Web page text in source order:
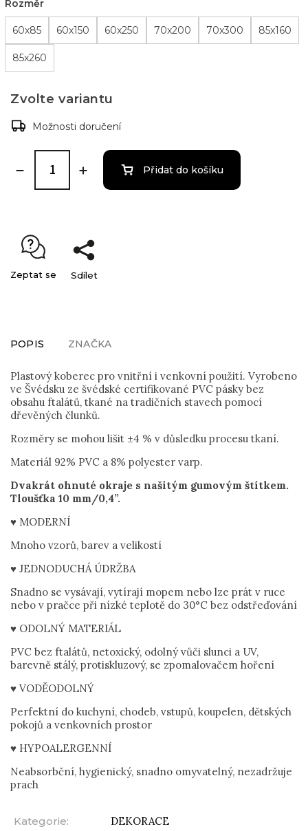
Rozměr
60x85 60x150 60x250 70x200 70x300 85x160
85x260
Zvolte variantu
Možnosti doručení
Přidat do košíku
Zeptat se Sdílet
POPIS ZNAČKA
Plastový koberec pro vnitřní i venkovní použití. Vyrobeno
ve Švédsku ze švédské certifikované PVC pásky bez
obsahu ftalátů, tkané na tradičních stavech pomocí
dřevěných člunků.
Rozměry se mohou lišit ±4 % v důsledku procesu tkaní.
Materiál 92% PVC a 8% polyester varp.
Dvakrát ohnuté okraje s našitým gumovým štítkem.
Tloušťka 10 mm/0,4”.
♥ MODERNÍ
Mnoho vzorů, barev a velikostí
♥ JEDNODUCHÁ ÚDRŽBA
Snadno se vysávají, vytírají mopem nebo lze prát v ruce
nebo v pračce při nízké teplotě do 30°C bez odstřeďování
♥ ODOLNÝ MATERIÁL
PVC bez ftalátů, netoxický, odolný vůči slunci a UV,
barevně stálý, protiskluzový, se zpomalovačem hoření
♥ VODĚODOLNÝ
Perfektní do kuchyní, chodeb, vstupů, koupelen, dětských
pokojů a venkovních prostor
♥ HYPOALERGENNÍ
Neabsorbční, hygienický, snadno omyvatelný, nezadržuje
prach
Kategorie:
DEKORACE